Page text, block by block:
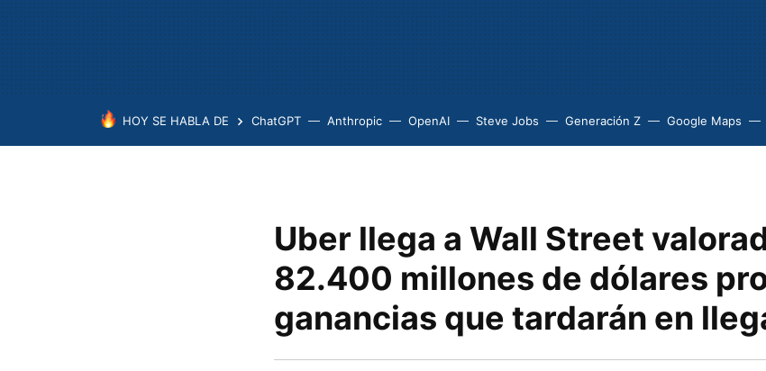
HOY SE HABLA DE ChatGPT Anthropic OpenAI Steve Jobs Generación Z Google Maps
Uber llega a Wall Street
82.400 millones de dólares
ganancias que tardarán en